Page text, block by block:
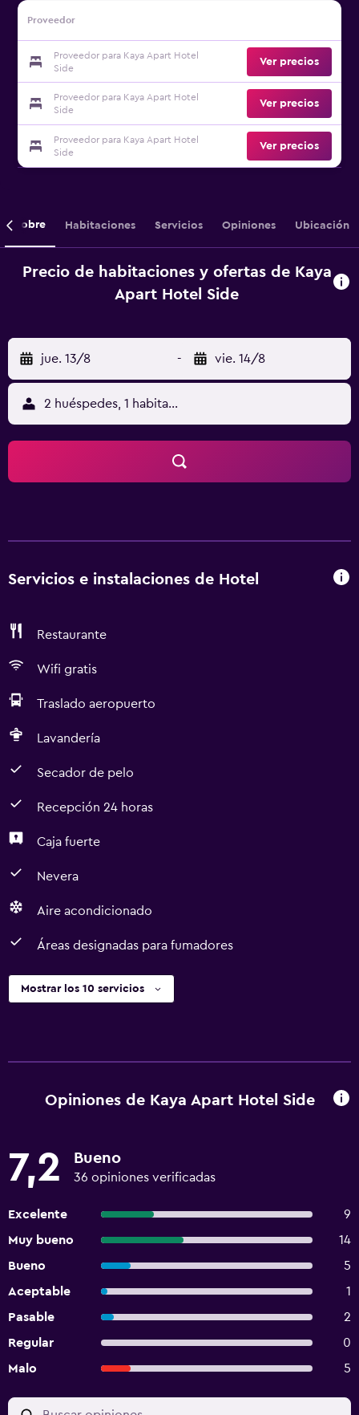
Proveedor
Proveedor para Kaya Apart Hotel
Side
Ver precios
Proveedor para Kaya Apart Hotel
Side
Ver precios
Proveedor para Kaya Apart Hotel
Side
Ver precios
Sobre Habitaciones Servicios Opiniones Ubicación
Precio de habitaciones y ofertas de Kaya
Apart Hotel Side
jue. 13/8 - vie. 14/8
2 huéspedes, 1 habitación
Servicios e instalaciones de Hotel
Restaurante
Wifi gratis
Traslado aeropuerto
Lavandería
Secador de pelo
Recepción 24 horas
Caja fuerte
Nevera
Aire acondicionado
Áreas designadas para fumadores
Mostrar los 10 servicios
Opiniones de Kaya Apart Hotel Side
7,2 Bueno
36 opiniones verificadas
Excelente
9
Muy bueno
14
Bueno
5
Aceptable
1
Pasable
2
Regular
0
Malo
5